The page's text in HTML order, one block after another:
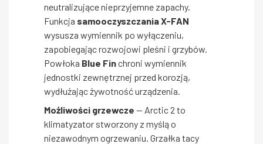
neutralizujące nieprzyjemne zapachy.
Funkcja samooczyszczania X-FAN
wysusza wymiennik po wyłączeniu,
zapobiegając rozwojowi pleśni i grzybów.
Powłoka Blue Finchroni wymiennik
jednostki zewnętrznej przed korozją,
wydłużając żywotność urządzenia.
Możliwości grzewcze — Arctic 2 to
klimatyzator stworzony z myślą o
niezawodnym ogrzewaniu. Grzałka tacy